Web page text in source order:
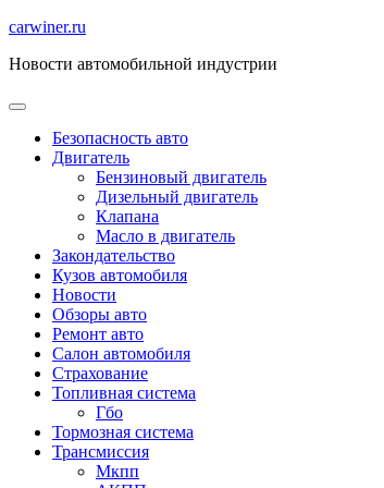
Перейти
содержимому
carwiner.ru
Новости автомобильной индустрии
Безопасность авто
Двигатель
Бензиновый двигатель
Дизельный двигатель
Клапана
Масло в двигатель
Закондательство
Кузов автомобиля
Новости
Обзоры авто
Ремонт авто
Салон автомобиля
Страхование
Топливная система
Гбо
Тормозная система
Трансмиссия
Мкпп